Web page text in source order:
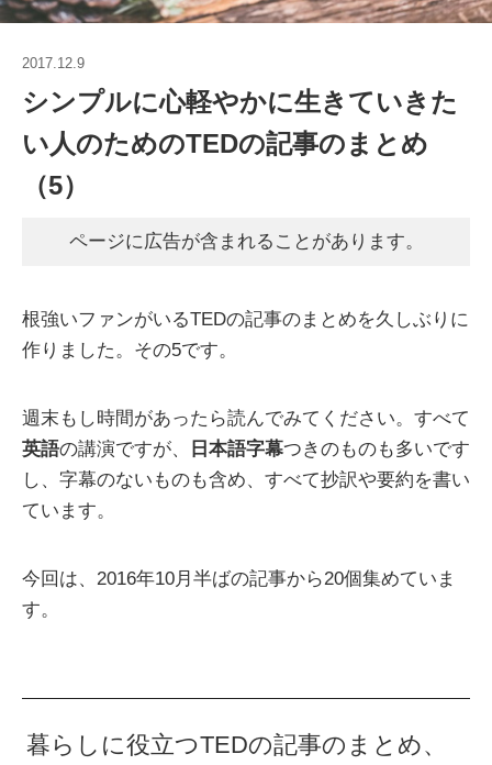
2017.12.9
シンプルに心軽やかに生きていきた
い人のためのTEDの記事のまとめ
（5）
ページに広告が含まれることがあります。
根強いファンがいるTEDの記事のまとめを久しぶりに
作りました。その5です。
週末もし時間があったら読んでみてください。すべて
英語の講演ですが、 日本語字幕つきのものも多いです
し、字幕のないものも含め、すべて抄訳や要約を書い
ています。
今回は、2016年10月半ばの記事から20個集めていま
す。
暮らしに役立つTEDの記事のまとめ、